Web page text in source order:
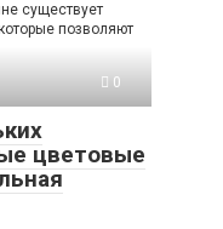
существует
позволяют
0
цветовые